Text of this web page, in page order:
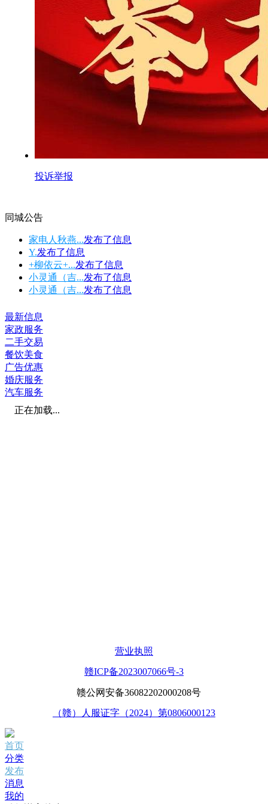
投诉举报
同城公告
家电人秋燕...发布了信息
Y.发布了信息
+柳依云+...发布了信息
小灵通（吉...发布了信息
小灵通（吉...发布了信息
最新信息
家政服务
二手交易
餐饮美食
广告优惠
婚庆服务
汽车服务
正在加载...
营业执照
赣ICP备2023007066号-3
赣公网安备36082202000208号
（赣）人服证字（2024）第0806000123
首页
分类
发布
消息
我的